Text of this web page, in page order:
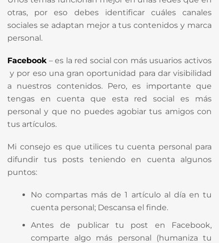
otras, por eso debes identificar cuáles canales
sociales se adaptan mejor a tus contenidos y marca
personal.
Facebook – es la red social con más usuarios activos
y por eso una gran oportunidad para dar visibilidad
a nuestros contenidos. Pero, es importante que
tengas en cuenta que esta red social es más
personal y que no puedes agobiar tus amigos con
tus artículos.
Mi consejo es que utilices tu cuenta personal para
difundir tus posts teniendo en cuenta algunos
puntos:
No compartas más de 1 artículo al día en tu
cuenta personal; Descansa el finde.
Antes de publicar tu post en Facebook,
comparte algo más personal (humaniza tu